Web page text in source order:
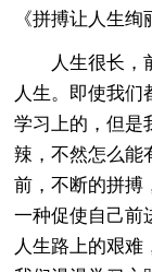
《拼搏让人生绚
人生很长，
人生。即使我
学习上的，但是
辣，不然怎么能
前，不断的拼搏
一种促使自己前
人生路上的艰